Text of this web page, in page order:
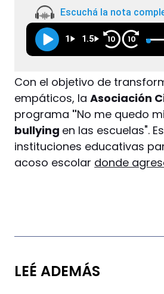
Escuchá la nota
1 1.5 10 10
Con el objetivo de
empáticos, laAsociación
programa "No me quedo
bullying en las escuelas".
instituciones educativas
acoso escolar donde
LEÉ ADEMÁS